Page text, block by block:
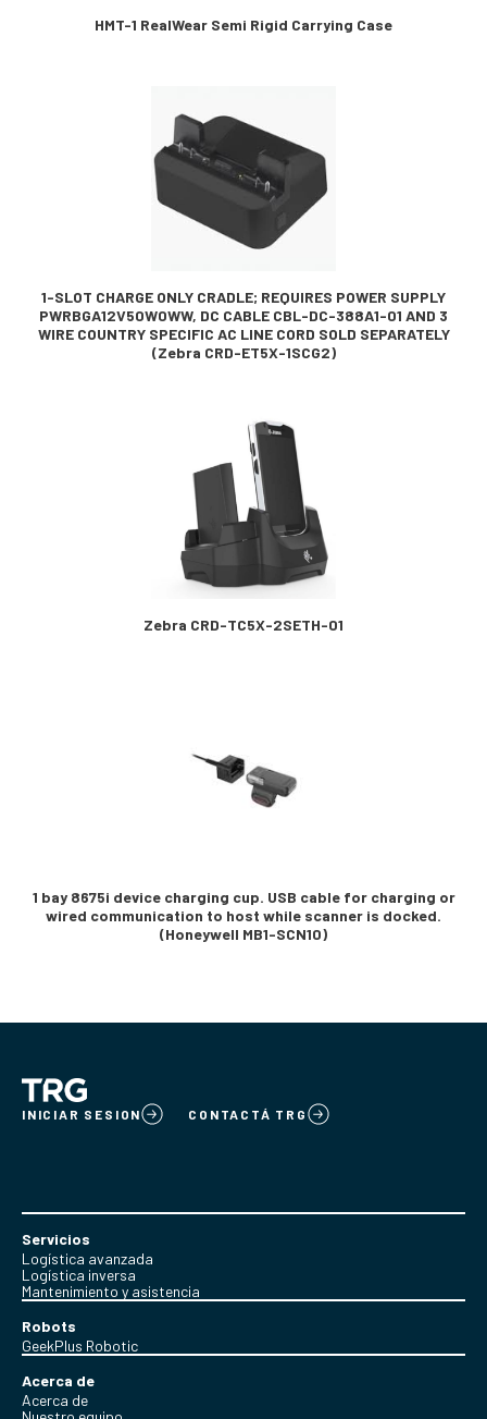
HMT-1 RealWear Semi Rigid Carrying Case
1-SLOT CHARGE ONLY CRADLE; REQUIRES POWER SUPPLY
PWRBGA12V50W0WW, DC CABLE CBL-DC-388A1-01 AND 3
WIRE COUNTRY SPECIFIC AC LINE CORD SOLD SEPARATELY
(Zebra CRD-ET5X-1SCG2)
Zebra CRD-TC5X-2SETH-01
1 bay 8675i device charging cup. USB cable for charging or
wired communication to host while scanner is docked.
(Honeywell MB1-SCN10)
INICIAR SESION CONTACTÁ TRG
Servicios
Logística avanzada
Logística inversa
Mantenimiento y asistencia
Robots
GeekPlus Robotic
Acerca de
Acerca de